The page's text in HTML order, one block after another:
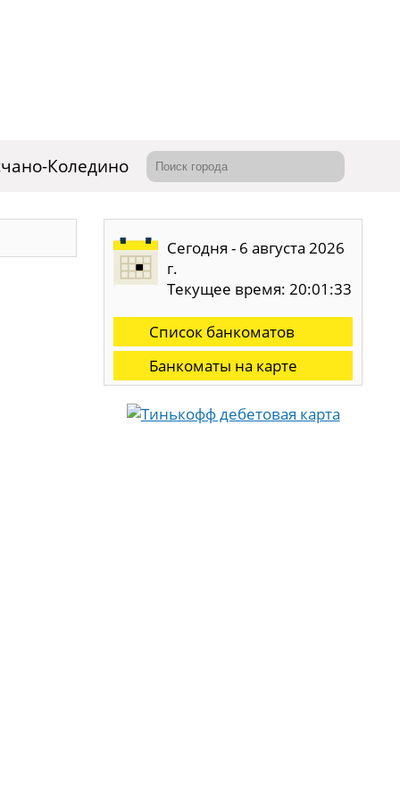
Коледино
Сегодня - 6 августа 2026
г.
Текущее время: 20:01:33
Список банкоматов
Банкоматы на карте